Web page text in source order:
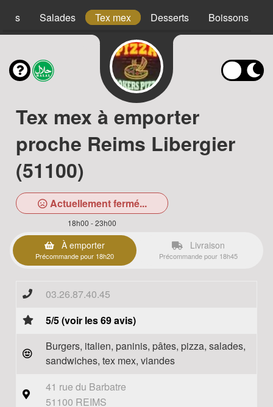
Salades Tex mex Desserts Boissons
Tex mex à emporter
proche Reims Libergier
(51100)
Actuellement fermé...
18h00 - 23h00
À emporter
Précommande pour 18h20
Livraison
Précommande pour 18h45
03.26.87.40.45
5/5 (voir les 69 avis)
Burgers, italien, paninis, pâtes, pizza, salades,
sandwiches, tex mex, viandes
41 rue du Barbatre
51100 REIMS